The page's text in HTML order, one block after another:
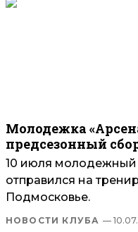
Молодежка
предсезонный
10 июля молодежный
отправился на
Подмосковье.
НОВОСТИ КЛУБА —